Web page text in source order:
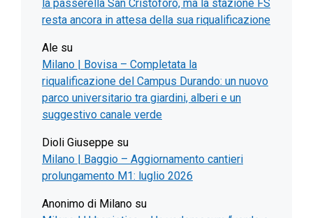
la passerella San Cristoforo, ma la stazione FS
resta ancora in attesa della sua riqualificazione
Ale su
Milano | Bovisa – Completata la
riqualificazione del Campus Durando: un nuovo
parco universitario tra giardini, alberi e un
suggestivo canale verde
Dioli Giuseppe su
Milano | Baggio – Aggiornamento cantieri
prolungamento M1: luglio 2026
Anonimo di Milano su